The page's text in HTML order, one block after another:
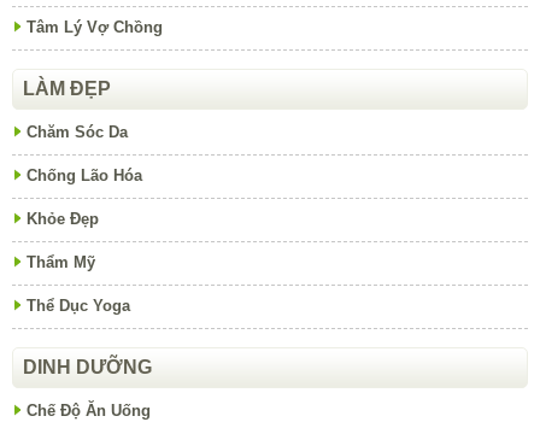
Tâm Lý Vợ Chồng
LÀM ĐẸP
Chăm Sóc Da
Chống Lão Hóa
Khỏe Đẹp
Thẩm Mỹ
Thể Dục Yoga
DINH DƯỠNG
Chế Độ Ăn Uống